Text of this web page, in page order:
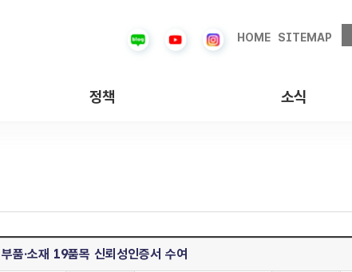
HOME SITEMAP
정책 소식
품·소재 19품목 신뢰성인증서 수여